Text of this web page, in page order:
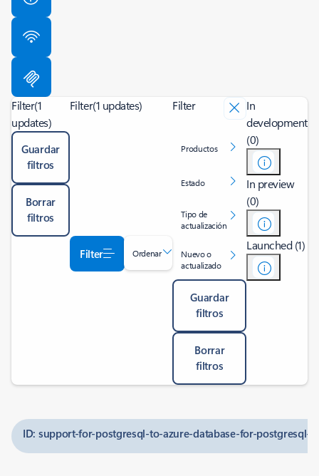
Filter(1
updates)
Guardar
filtros
Borrar
filtros
Filter(1 updates)
Filter Ordenar
Filter
Productos
Estado
Tipo de
actualización
Nuevo o
actualizado
Guardar
filtros
Borrar
filtros
In
development
(0)
In preview
(0)
Launched (1)
ID: support-for-postgresql-to-azure-database-for-postgresql-